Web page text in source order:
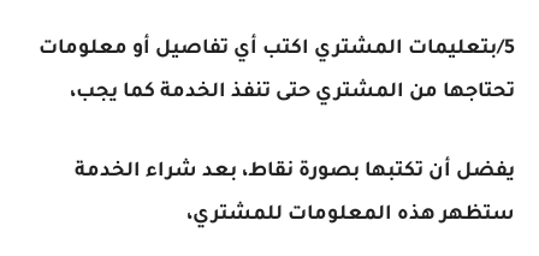
5/بتعليمات المشتري اكتب أي تفاصيل أو معلومات
تحتاجها من المشتري حتى تنفذ الخدمة كما يجب،
يفضل أن تكتبها بصورة نقاط، بعد شراء الخدمة
ستظهر هذه المعلومات للمشتري،